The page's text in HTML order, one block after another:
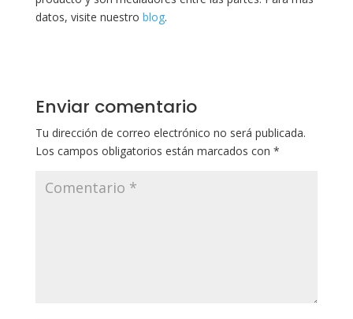
datos, visite nuestro blog.
Enviar comentario
Tu dirección de correo electrónico no será publicada.
Los campos obligatorios están marcados con *